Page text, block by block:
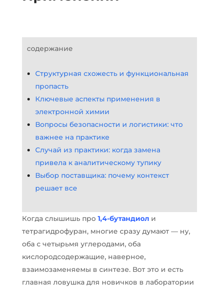
содержание
Структурная схожесть и функциональная
пропасть
Ключевые аспекты применения в
электронной химии
Вопросы безопасности и логистики: что
важнее на практике
Случай из практики: когда замена
привела к аналитическому тупику
Выбор поставщика: почему контекст
решает все
Когда слышишь про 1,4-бутандиол и
тетрагидрофуран, многие сразу думают — ну,
оба с четырьмя углеродами, оба
кислородсодержащие, наверное,
взаимозаменяемы в синтезе. Вот это и есть
главная ловушка для новичков в лаборатории